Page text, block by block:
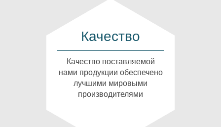
Качество
Качество поставляемой
нами продукции обеспечено
лучшими мировыми
производителями